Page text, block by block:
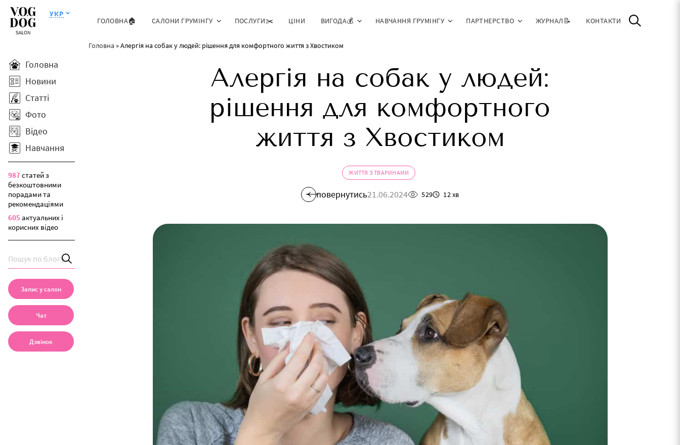
УКР
ГОЛОВНА🏠
САЛОНИ ГРУМІНГУ ПОСЛУГИ✂️ ЦІНИ ВИГОДА💰 НАВЧАННЯ ГРУМІНГУ ПАРТНЕРСТВО ЖУРНАЛ📝 КОНТАКТИ
Головна »Алергія на собак у людей: рішення для комфортного життя з Хвостиком
Головна
Новини
Статті
Фото
Відео
Навчання
987 статей з
безкоштовними
порадами та
рекомендаціями
605 актуальних і
корисних відео
Запис у салон
Чат
Дзвінок
Алергія на собак у людей:
рішення для комфортного
життя з Хвостиком
ЖИТТЯ З ТВАРИНАМИ
повернутись21.06.2024 529 12 хв